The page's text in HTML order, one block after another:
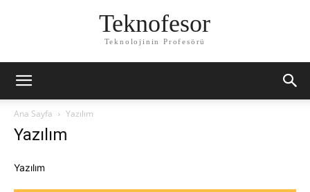
Teknofesor
Teknolojinin Profesörü
Ana Sayfa Yazılım
Yazılım
Yazılım